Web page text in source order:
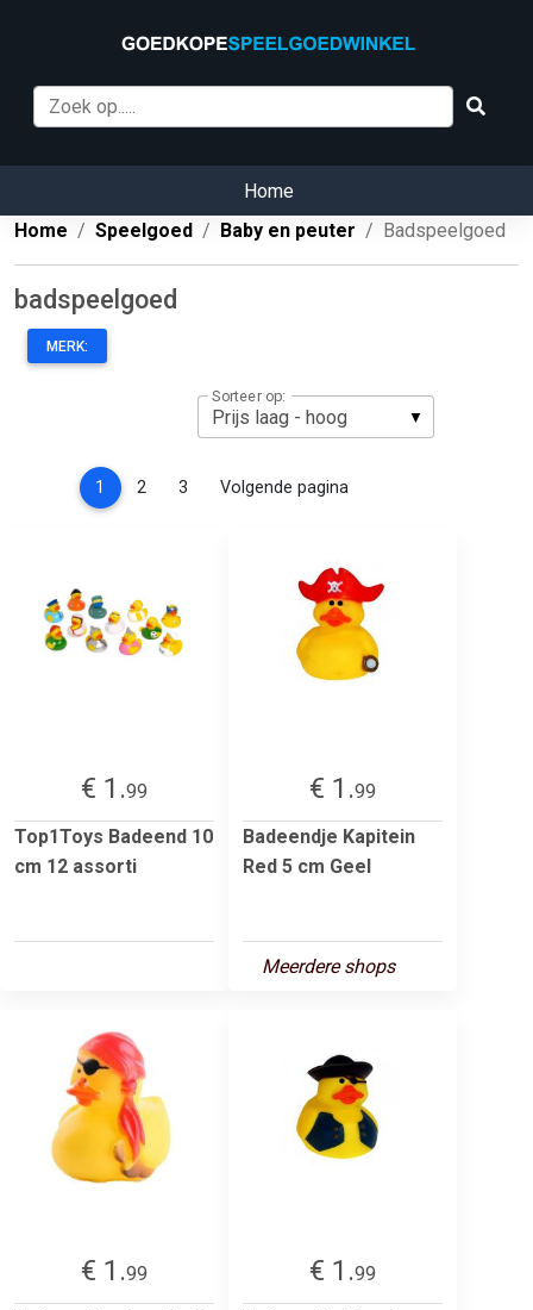
Home
Home
Speelgoed Baby en peuter Badspeelgoed
badspeelgoed
MERK:
Sorteer op:
1 (current)
2 3 Volgende pagina
€ 1.99
Top1Toys Badeend 10
cm 12 assorti
€ 1.99
Badeendje Kapitein
Red 5 cm Geel
Meerdere shops
€ 1.99
€ 1.99